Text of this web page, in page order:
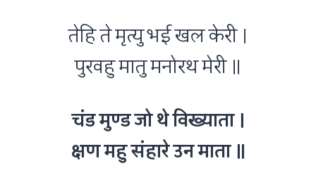
तेहि ते मृत्यु भई खल केरी ।
पुरवहु मातु मनोरथ मेरी ॥
चंड मुण्ड जो थे विख्याता ।
क्षण महु संहारे उन माता ॥